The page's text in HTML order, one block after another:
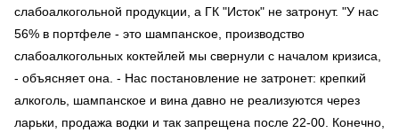
слабоалкогольной продукции, а ГК "Исток" не затронут. "У нас
56% в портфеле - это шампанское, производство
слабоалкогольных коктейлей мы свернули с началом кризиса,
- объясняет она. - Нас постановление не затронет: крепкий
алкоголь, шампанское и вина давно не реализуются через
ларьки, продажа водки и так запрещена после 22-00. Конечно,